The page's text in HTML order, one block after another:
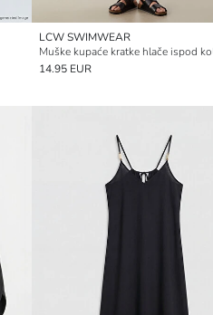
LCW SWIMWEAR
Muške kupaće kratke hlače ispod
14.95 EUR